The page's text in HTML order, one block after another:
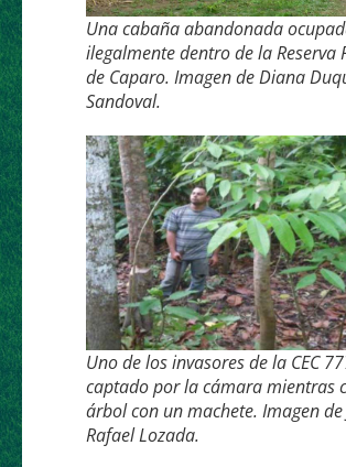
Una cabaña abandonada
ilegalmente dentro de la Reserva
de Caparo. Imagen de Diana
Sandoval.
Uno de los invasores de la CEC
captado por la cámara mientras
árbol con un machete. Imagen de
Rafael Lozada.